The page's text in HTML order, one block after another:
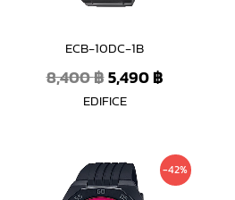
ECB-10DC-1B
8,400฿5,490฿
EDIFICE
-42%
Original
price
Current
price